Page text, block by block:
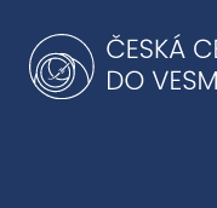
na
obsah